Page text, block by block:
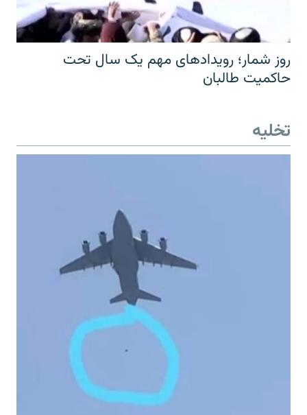
روز شمار؛ رویدادهای مهم یک سال تحت
حاکمیت طالبان
تخلیه